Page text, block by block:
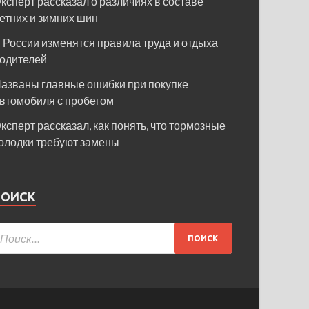
и зимних шин
России изменятся правила труда и отдыха
главные ошибки при покупке
с пробегом
рассказал, как понять, что тормозные
требуют замены